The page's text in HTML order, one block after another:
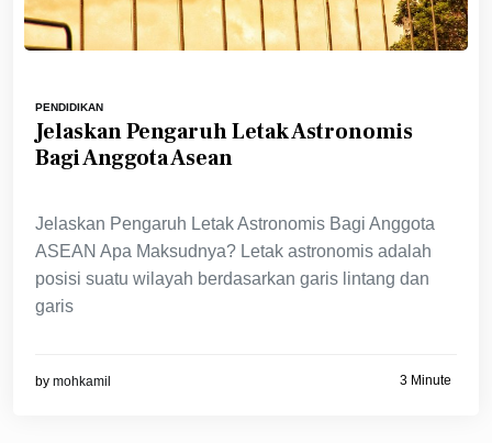
PENDIDIKAN
Jelaskan Pengaruh Letak Astronomis
Bagi Anggota Asean
Jelaskan Pengaruh Letak Astronomis Bagi Anggota
ASEAN Apa Maksudnya? Letak astronomis adalah
posisi suatu wilayah berdasarkan garis lintang dan
garis
by mohkamil 3 Minute